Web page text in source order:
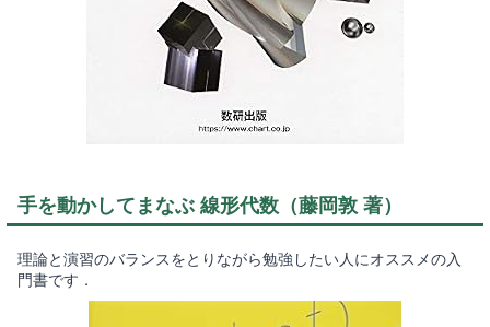
手を動かしてまなぶ 線形代数（藤岡敦 著）
理論と演習のバランスをとりながら勉強したい人にオススメの入
門書です．